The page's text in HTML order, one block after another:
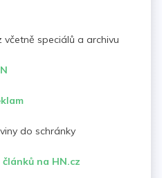
včetně speciálů a archivu
do schránky
na HN.cz